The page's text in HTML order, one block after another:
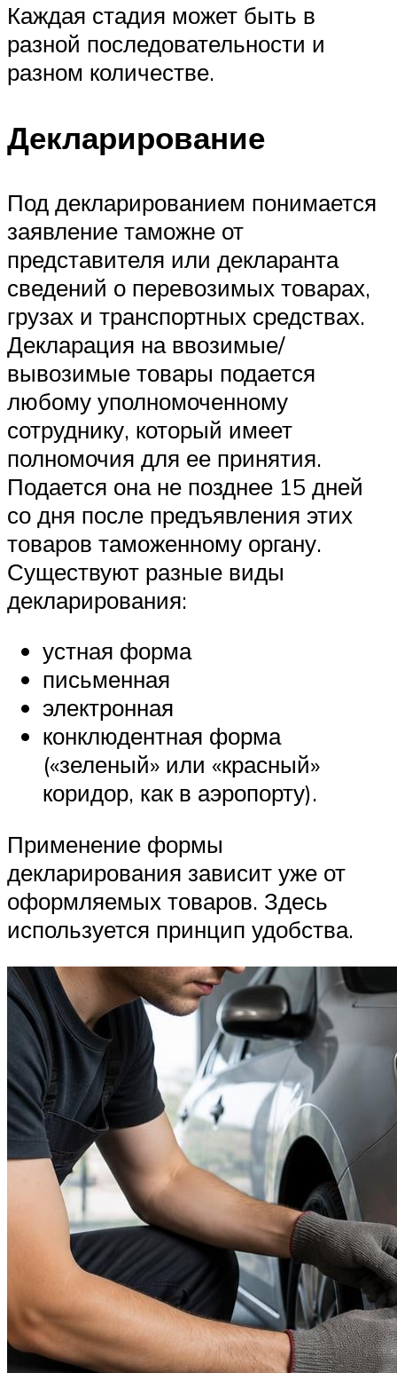
Каждая стадия может быть в
разной последовательности и
разном количестве.
Декларирование
Под декларированием понимается
заявление таможне от
представителя или декларанта
сведений о перевозимых товарах,
грузах и транспортных средствах.
Декларация на ввозимые/
вывозимые товары подается
любому уполномоченному
сотруднику, который имеет
полномочия для ее принятия.
Подается она не позднее 15 дней
со дня после предъявления этих
товаров таможенному органу.
Существуют разные виды
декларирования:
устная форма
письменная
электронная
конклюдентная форма
(«зеленый» или «красный»
коридор, как в аэропорту).
Применение формы
декларирования зависит уже от
оформляемых товаров. Здесь
используется принцип удобства.